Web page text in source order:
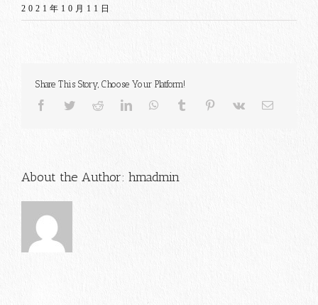
2021年10月11日
Share This Story, Choose Your Platform!
Facebook
TwitterRedditLinkedInWhatsApp
TumblrPinterest
Vk
About the Author: hmadmin